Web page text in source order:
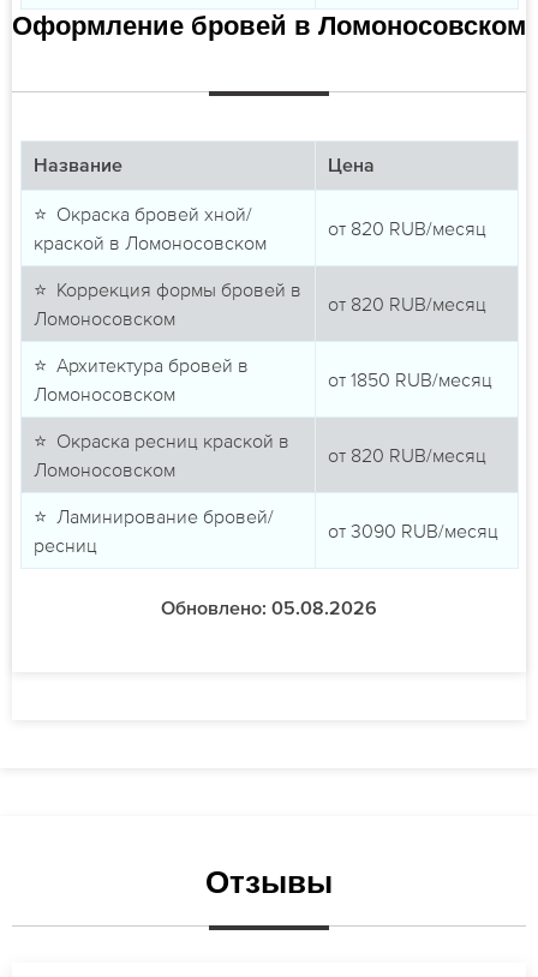
Оформление бровей в Ломоносовском
Название Цена
⭐ Окраска бровей хной/
краской в Ломоносовском
от 820 RUB/месяц
⭐ Коррекция формы бровей в
Ломоносовском
от 820 RUB/месяц
⭐ Архитектура бровей в
Ломоносовском
от 1850 RUB/месяц
⭐ Окраска ресниц краской в
Ломоносовском
от 820 RUB/месяц
⭐ Ламинирование бровей/
ресниц
от 3090 RUB/месяц
Обновлено: 05.08.2026
Отзывы